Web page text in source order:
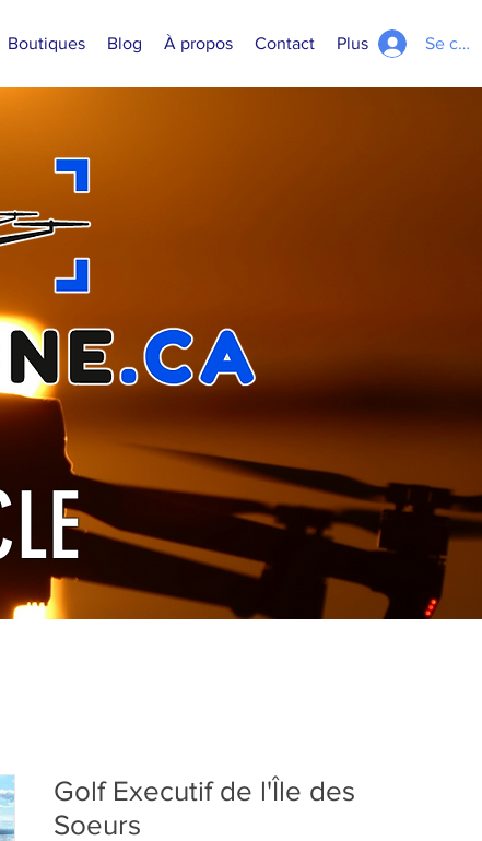
Boutiques Blog À propos Contact Plus Se
Golf Executif de l'Île des
Soeurs